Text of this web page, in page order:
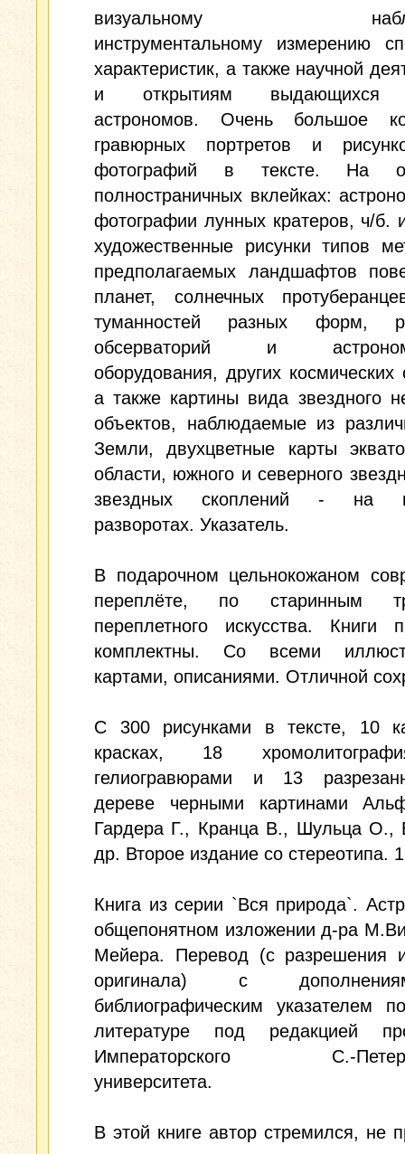
визуальному
инструментальному измерению
характеристик, а также научной
и открытиям выдающихся
астрономов. Очень большое
гравюрных портретов и
фотографий в тексте. На
полностраничных вклейках:
фотографии лунных кратеров, ч/б.
художественные рисунки типов
предполагаемых ландшафтов
планет, солнечных
туманностей разных форм,
обсерваторий и
оборудования, других космических
а также картины вида звездного
объектов, наблюдаемые из
Земли, двухцветные карты
области, южного и северного
звездных скоплений - на
разворотах. Указатель.
В подарочном цельнокожаном
переплёте, по старинным
переплетного искусства. Книги
комплектны. Со всеми
картами, описаниями. Отличной
С 300 рисунками в тексте, 10
красках, 18
гелиогравюрами и 13
дереве черными картинами
Гардера Г., Кранца В., Шульца О.,
др. Второе издание со стереотипа.
Книга из серии `Вся природа`.
общепонятном изложении д-ра
Мейера. Перевод (с разрешения
оригинала) с
библиографическим указателем
литературе под редакцией
Императорского С.-
университета.
В этой книге автор стремился, не